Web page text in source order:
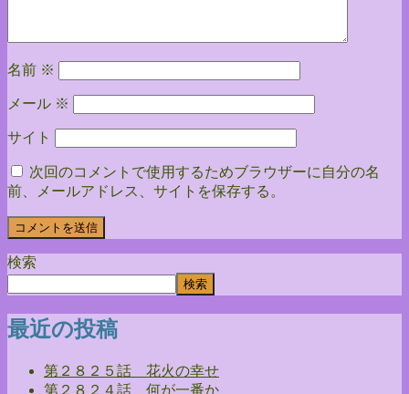
名前 ※
メール ※
サイト
次回のコメントで使用するためブラウザーに自分の名
前、メールアドレス、サイトを保存する。
検索
検索
最近の投稿
第２８２５話 花火の幸せ
第２８２４話 何が一番か